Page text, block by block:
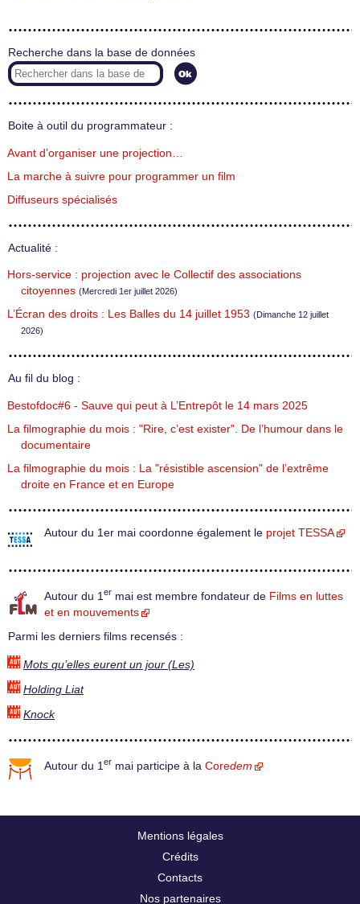
Recherche dans la base de données
Boite à outil du programmateur :
Avant d’organiser une projection…
La marche à suivre pour programmer un film
Diffuseurs spécialisés
Actualité :
Hors-service : projection avec le Collectif des associations
citoyennes (Mercredi 1er juillet 2026)
L’Écran des droits : Les Balles du 14 juillet 1953 (Dimanche 12 juillet
2026)
Au fil du blog :
Bestofdoc#6 - Sauve qui peut à L’Entrepôt le 14 mars 2025
La filmographie du mois : "Rire, c’est exister". De l’humour dans le
documentaire
La filmographie du mois : La "résistible ascension" de l’extrême
droite en France et en Europe
Autour du 1er mai coordonne également le projet TESSA
Autour du 1 er mai est membre fondateur de Films en luttes
et en mouvements
Parmi les derniers films recensés :
Mots qu’elles eurent un jour (Les)
Holding Liat
Knock
Autour du 1 er mai participe à la Coredem
Mentions légales
Crédits
Contacts
Nos partenaires